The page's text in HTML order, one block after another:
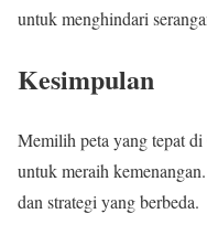
untuk menghindari
Kesimpulan
Memilih peta yang tepat
untuk meraih
dan strategi yang berbeda.